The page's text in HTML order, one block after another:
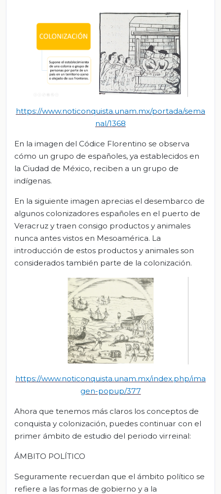
https://www.noticonquista.unam.mx/portada/sema
nal/1368
En la imagen del Códice Florentino se observa
cómo un grupo de españoles, ya establecidos en
la Ciudad de México, reciben a un grupo de
indígenas.
En la siguiente imagen aprecias el desembarco de
algunos colonizadores españoles en el puerto de
Veracruz y traen consigo productos y animales
nunca antes vistos en Mesoamérica. La
introducción de estos productos y animales son
considerados también parte de la colonización.
https://www.noticonquista.unam.mx/index.php/ima
gen-popup/377
Ahora que tenemos más claros los conceptos de
conquista y colonización, puedes continuar con el
primer ámbito de estudio del periodo virreinal:
ÁMBITO POLÍTICO
Seguramente recuerdan que el ámbito político se
refiere a las formas de gobierno y a la